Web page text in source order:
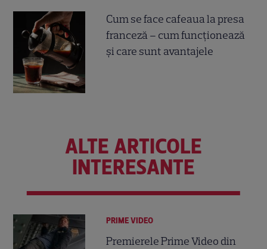
Cum se face cafeaua la presa
franceză – cum funcționează
și care sunt avantajele
ALTE ARTICOLE
INTERESANTE
PRIME VIDEO
Premierele Prime Video din